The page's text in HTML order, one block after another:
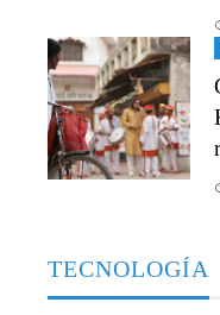
TECNOLOGÍA